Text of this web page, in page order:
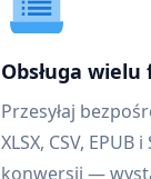
Obsługa
Przesyłaj
XLSX, CSV, EPUB
konwersji —